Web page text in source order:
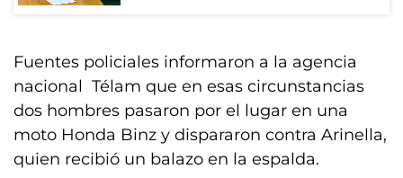
Fuentes policiales informaron a la agencia
nacional Télam que en esas circunstancias
dos hombres pasaron por el lugar en una
moto Honda Binz y dispararon contra Arinella,
quien recibió un balazo en la espalda.